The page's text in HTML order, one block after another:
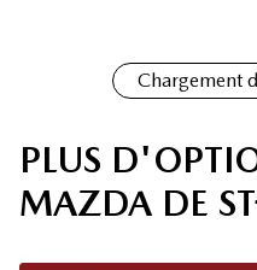
Chargement
PLUS
MAZDA DE